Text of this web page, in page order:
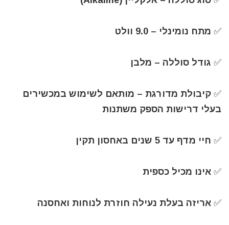
✅️ מתח נומינלי – 9.0 וולט
✅️ גודל סוללה – מלבן
✅️ קיבולת מדורגת – מותאם לשימוש במכשירים
בעלי דרישות הספק משתנות
✅️ חיי מדף עד 5 שנים באחסון תקין
✅️ אינו מכיל כספית
✅️ אריזה בעלת נעילה חוזרת לנוחות ואחסנה